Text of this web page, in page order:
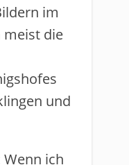
im
meist die
und
Wenn ich